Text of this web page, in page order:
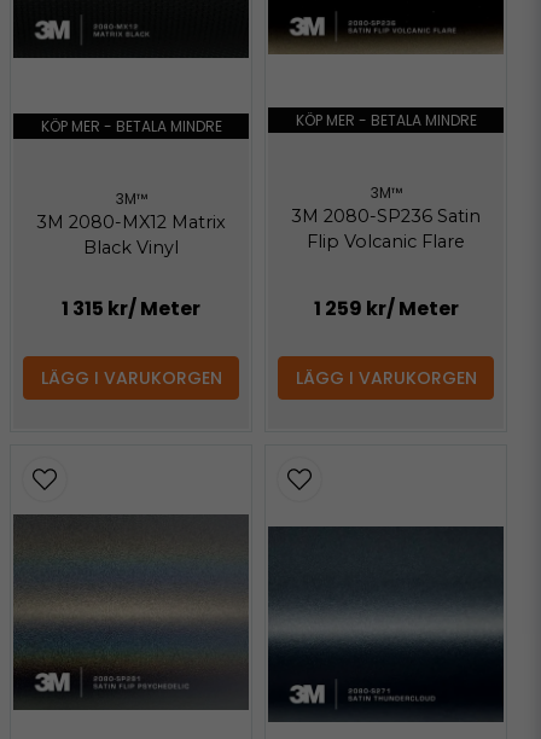
wrap-film-series-2080-
product-bulletin.pdf
Hämta
3m-tripstrix-2080.pdf
KÖP MER - BETALA MINDRE
3M™
3M 2080-MX12 Matrix
Black Vinyl
1 315 kr/ Meter
LÄGG I VARUKORGEN
KÖP MER - BETALA MINDRE
3M™
3M 2080-SP236 Satin
Flip Volcanic Flare
1 259 kr/ Meter
LÄGG I VARUKORGEN